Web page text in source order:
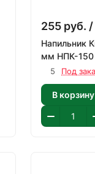
255 руб.
Напильник
мм НПК-150
5 Под
В корзину